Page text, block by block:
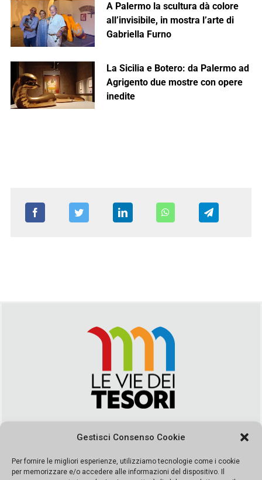
Gestisci Consenso Cookie
Per fornire le migliori esperienze, utilizziamo tecnologie come i cookie
per memorizzare e/o accedere alle informazioni del dispositivo. Il
A Palermo la scultura dà colore
all’invisibile, in mostra l’arte di
Gabriella Furno
La Sicilia e Botero: da Palermo ad
Agrigento due mostre con opere
inedite
segreteria@leviedeitesori.it